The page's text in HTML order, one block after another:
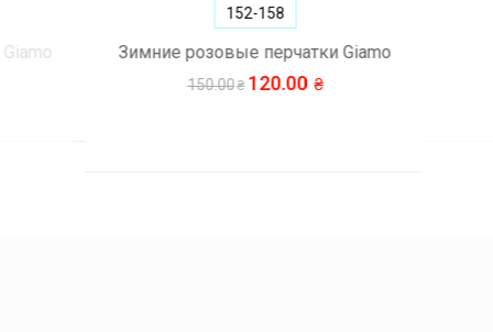
Зимние розовые перчатки Giamo
150.00 120.00
152-158